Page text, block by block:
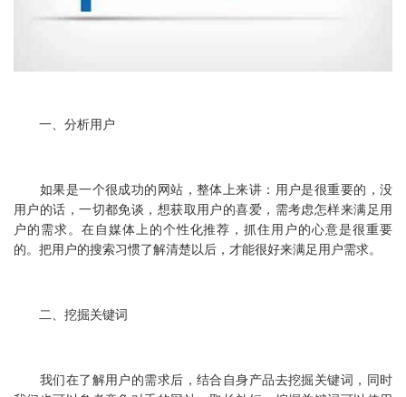
一、分析用户
如果是一个很成功的网站，整体上来讲：用户是很重要的，没
用户的话，一切都免谈，想获取用户的喜爱，需考虑怎样来满足用
户的需求。在自媒体上的个性化推荐，抓住用户的心意是很重要
的。把用户的搜索习惯了解清楚以后，才能很好来满足用户需求。
二、挖掘关键词
我们在了解用户的需求后，结合自身产品去挖掘关键词，同时